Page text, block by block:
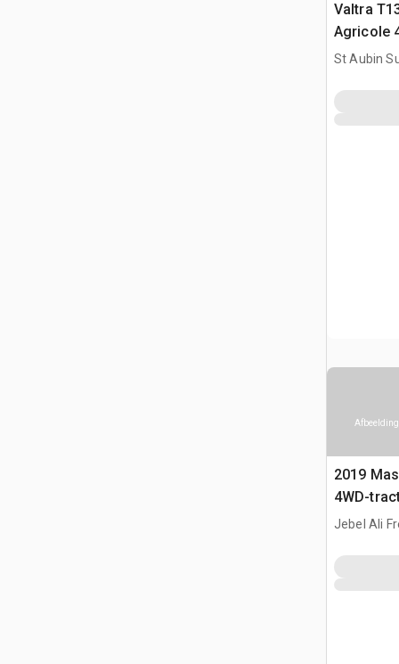
Valtra
Agricole
St Aubin
2019
4WD-
Jebel Ali